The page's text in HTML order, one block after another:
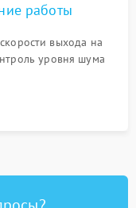
работы
выхода на
уровня шума
и корректного
оттайки.